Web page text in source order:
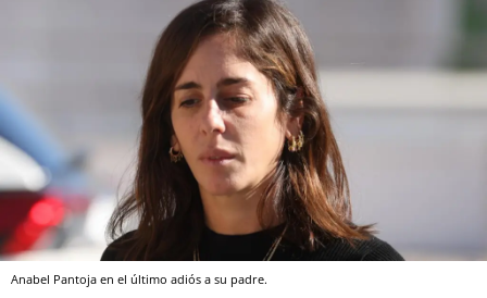
Anabel Pantoja en el último adiós a su padre.